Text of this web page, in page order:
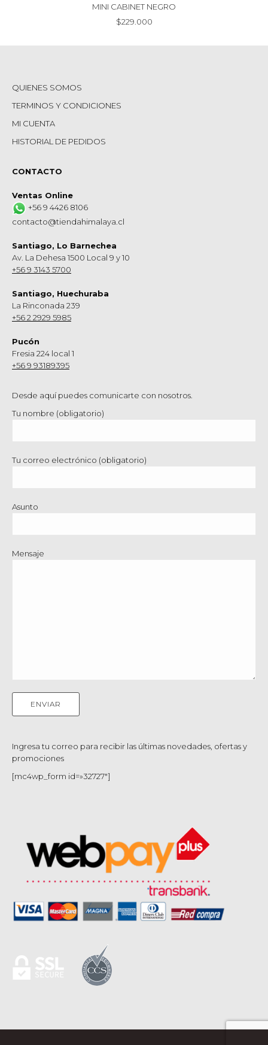
MINI CABINET NEGRO
$229.000
QUIENES SOMOS
TERMINOS Y CONDICIONES
MI CUENTA
HISTORIAL DE PEDIDOS
CONTACTO
Ventas Online
+56 9 4426 8106
contacto@tiendahimalaya.cl
Santiago, Lo Barnechea
Av. La Dehesa 1500 Local 9 y 10
+56 9 3143 5700
Santiago, Huechuraba
La Rinconada 239
+56 2 2929 5985
Pucón
Fresia 224 local 1
+56 9 93189395
Desde aquí puedes comunicarte con nosotros.
Tu nombre (obligatorio)
Tu correo electrónico (obligatorio)
Asunto
Mensaje
Ingresa tu correo para recibir las últimas novedades, ofertas y
promociones
[mc4wp_form id=»32727″]